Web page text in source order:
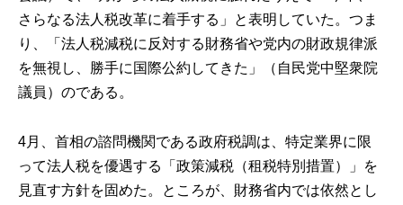
さらなる法人税改革に着手する」と表明していた。つま
り、「法人税減税に反対する財務省や党内の財政規律派
を無視し、勝手に国際公約してきた」（自民党中堅衆院
議員）のである。
4月、首相の諮問機関である政府税調は、特定業界に限
って法人税を優遇する「政策減税（租税特別措置）」を
見直す方針を固めた。ところが、財務省内では依然とし